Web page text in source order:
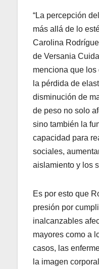
“La percepción
más allá de lo
Carolina
de Versania
menciona que
la pérdida de
disminución de
de peso no solo
sino también la
capacidad para
sociales,
aislamiento y los
Es por esto que
presión por
inalcanzables
mayores como a
casos, las
la imagen